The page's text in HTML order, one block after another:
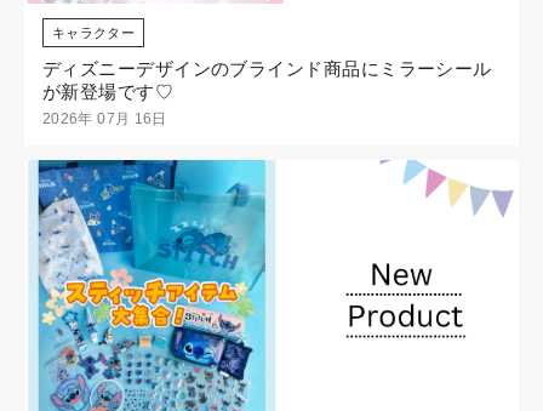
キャラクター
ディズニーデザインのブラインド商品にミラーシール
が新登場です♡
2026年 07月 16日